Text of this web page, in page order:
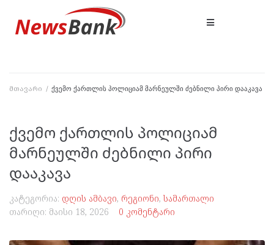
მთავარი / ქვემო ქართლის პოლიციამ მარნეულში ძებნილი პირი დააკავა
ქვემო ქართლის პოლიციამ
მარნეულში ძებნილი პირი
დააკავა
კატეგორია: დღის ამბავი, რეგიონი, სამართალი
თარიღი: მაისი 18, 2026 0 კომენტარი